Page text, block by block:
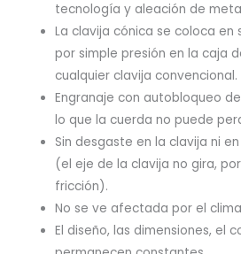
tecnología y aleación de
La clavija cónica se coloca en
por simple presión en la caja
cualquier clavija convencional.
Engranaje con autobloqueo
lo que la cuerda no puede
Sin desgaste en la clavija ni
(el eje de la clavija no gira,
fricción).
No se ve afectada por el
El diseño, las dimensiones, el